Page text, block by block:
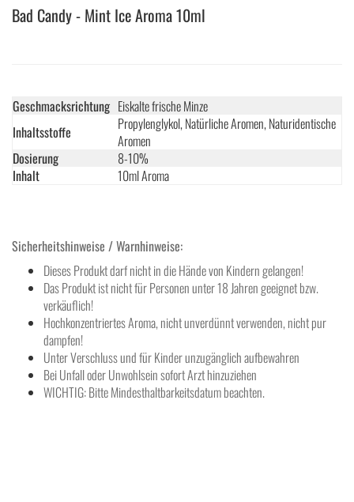
Bad Candy - Mint Ice Aroma 10ml
Geschmacksrichtung Eiskalte frische Minze
Inhaltsstoffe
Propylenglykol, Natürliche Aromen, Naturidentische
Aromen
Dosierung
8-10%
Inhalt
10ml Aroma
Sicherheitshinweise / Warnhinweise:
Dieses Produkt darf nicht in die Hände von Kindern gelangen!
Das Produkt ist nicht für Personen unter 18 Jahren geeignet bzw.
verkäuflich!
Hochkonzentriertes Aroma, nicht unverdünnt verwenden, nicht pur
dampfen!
Unter Verschluss und für Kinder unzugänglich aufbewahren
Bei Unfall oder Unwohlsein sofort Arzt hinzuziehen
WICHTIG: Bitte Mindesthaltbarkeitsdatum beachten.